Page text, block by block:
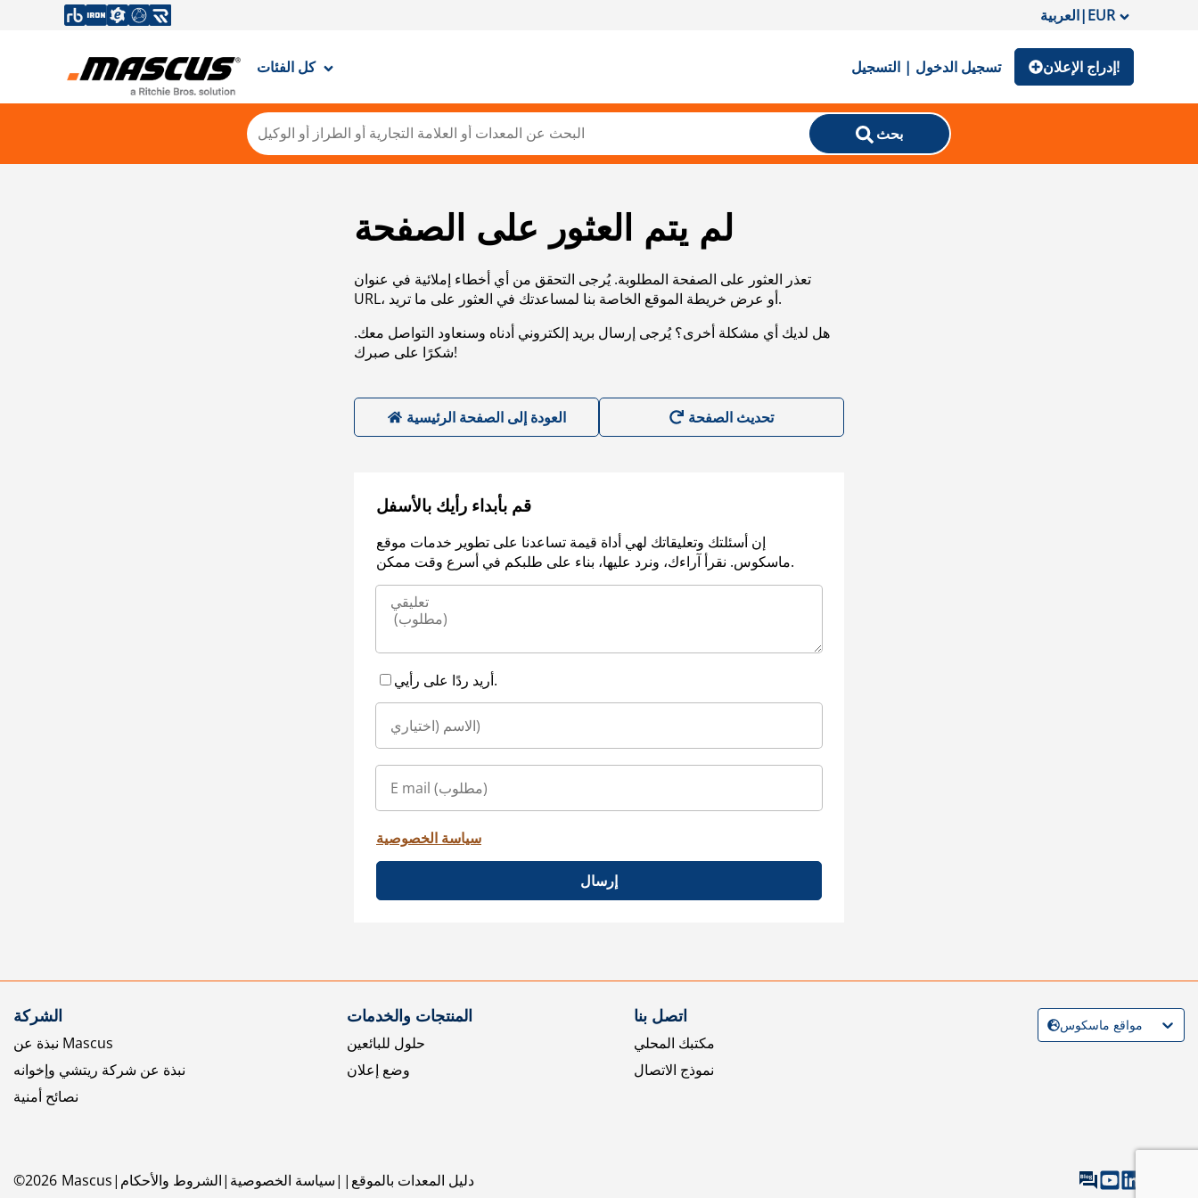
العربية|EUR
كل الفئات تسجيل الدخول | التسجيل إدراج الإعلان!
بحث
لم يتم العثور على الصفحة
تعذر العثور على الصفحة المطلوبة. يُرجى التحقق من أي أخطاء إملائية في عنوان
URL، أو عرض خريطة الموقع الخاصة بنا لمساعدتك في العثور على ما تريد.
هل لديك أي مشكلة أخرى؟ يُرجى إرسال بريد إلكتروني أدناه وسنعاود التواصل معك.
شكرًا على صبرك!
العودة إلى الصفحة الرئيسية
قم بأبداء رأيك بالأسفل
إن أسئلتك وتعليقاتك لهي أداة قيمة تساعدنا على تطوير خدمات موقع
ماسكوس. نقرأ آراءك، ونرد عليها، بناء على طلبكم في أسرع وقت ممكن.
أريد ردًا على رأيي.
سياسة الخصوصية
إرسال
الشركة
نبذة عن Mascus
نبذة عن شركة ريتشي وإخوانه
نصائح أمنية
المنتجات والخدمات
حلول للبائعين
وضع إعلان
اتصل بنا
مكتبك المحلي
نموذج الاتصال
©2026 Mascus الشروط والأحكام سياسة الخصوصية دليل المعدات بالموقع
مواقع ماسكوس